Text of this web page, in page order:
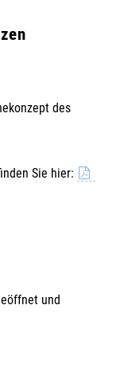
des
Sie hier:
und